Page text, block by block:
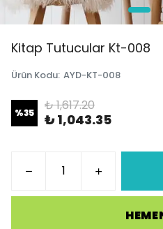
Kitap Tutucular Kt-008
Ürün Kodu: AYD-KT-008
%35 ₺ 1,617.20
₺ 1,043.35